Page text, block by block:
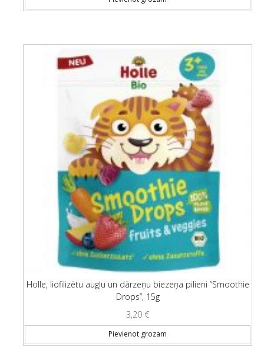
Holle, liofilizētu augļu un dārzeņu biezeņa pilieni “Smoothie
Drops”, 15g
3,20 €
Pievienot grozam